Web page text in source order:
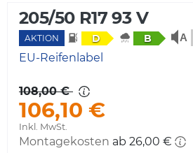
205/50 R17 93 V
AKTION D B
EU-Reifenlabel
108,00 €
106,10 €
Inkl. MwSt.
Montagekosten ab 26,00 €